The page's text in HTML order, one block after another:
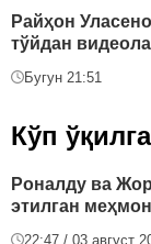
Райҳон
тўйдан
Бугун 21:51
Кўп
Роналду ва
этилган
22:47 / 03 август